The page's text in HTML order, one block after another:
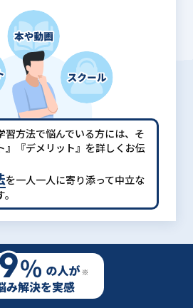
方法で悩んでいる方には、 そ
』『デメリット』を詳しくお伝
を一人一人に寄り添って中立な